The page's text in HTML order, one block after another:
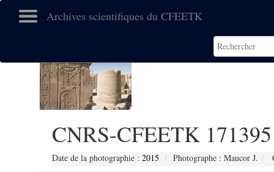
Archives scientifiques du CFEETK
CNRS-CFEETK 171395
Date de la photographie : 2015 Photographe : Maucor J.